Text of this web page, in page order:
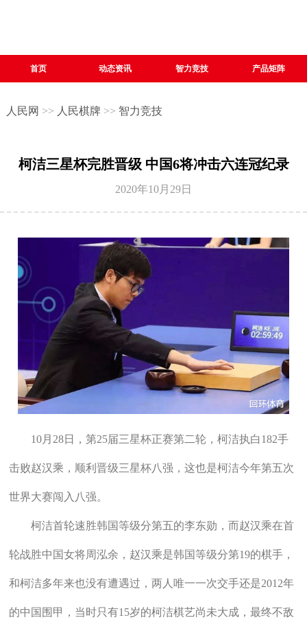
首页 动态资讯 智力竞技 产品矩阵
人民网 >> 人民棋牌>> 智力竞技
柯洁三星杯完胜晋级 中国6将冲击六连冠纪录
2020年10月29日
10月28日，第25届三星杯正赛第二轮，柯洁执白182手
击败赵汉乘，顺利晋级三星杯八强，这也是柯洁今年第五次
世界大赛闯入八强。
柯洁首轮速胜韩国等级分第五的李东勋，而赵汉乘在首
轮战胜中国女将周泓余，赵汉乘是韩国等级分第19的棋手，
和柯洁多年来也没有遭遇过，两人唯一一次交手还是2012年
的中国围甲，当时只有15岁的柯洁棋艺尚未大成，最终不敌